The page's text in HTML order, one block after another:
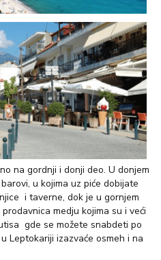
na gordnji i donji deo. U donjem
u kojima uz piće dobijate
i taverne, dok je u gornjem
medju kojima su i veći
gde se možete snabdeti po
Leptokariji izazvaće osmeh i na